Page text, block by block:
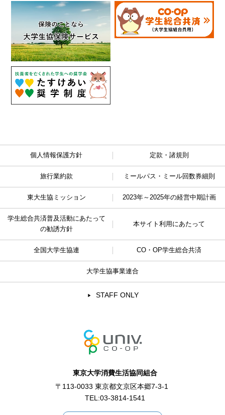
個人情報保護方針 定款・諸規則
旅行業約款 ミールパス・ミール回数券細則
東大生協ミッション 2023年～2025年の経営中期計画
学生総合共済普及活動にあたって
の勧誘方針
本サイト利用にあたって
全国大学生協連 CO・OP学生総合共済
大学生協事業連合
STAFF ONLY
東京大学消費生活協同組合
〒113-0033 東京都文京区本郷7-3-1
TEL:03-3814-1541